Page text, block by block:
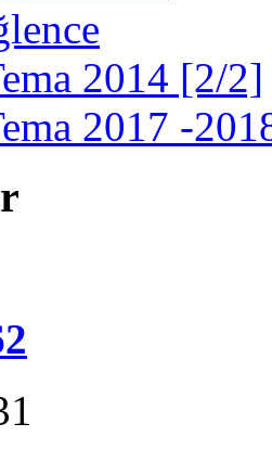
2014 [2/2]
2017 -